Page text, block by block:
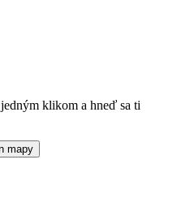
klikom a hneď sa ti
mapy